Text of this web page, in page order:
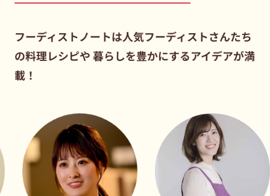
フーディストノートは人気フーディストさんたち
の料理レシピや暮らしを豊かにするアイデアが満
載！